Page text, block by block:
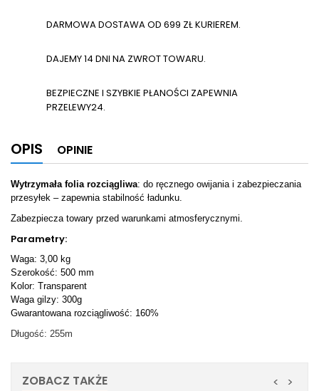
DARMOWA DOSTAWA OD 699 ZŁ KURIEREM.
DAJEMY 14 DNI NA ZWROT TOWARU.
BEZPIECZNE I SZYBKIE PŁANOŚCI ZAPEWNIA
PRZELEWY24.
OPIS OPINIE
Wytrzymała folia rozciągliwa: do ręcznego owijania i zabezpieczania
przesyłek – zapewnia stabilność ładunku.
Zabezpiecza towary przed warunkami atmosferycznymi.
Parametry:
Waga: 3,00 kg
Szerokość: 500 mm
Kolor: Transparent
Waga gilzy: 300g
Gwarantowana rozciągliwość: 160%
Długość: 255m
ZOBACZ TAKŻE >
<